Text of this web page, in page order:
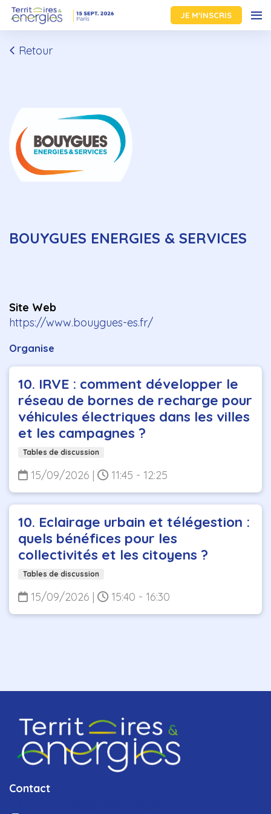
JE M'INSCRIS
Retour
BOUYGUES ENERGIES & SERVICES
Site Web
https://www.bouygues-es.fr/
Organise
10. IRVE : comment développer le
réseau de bornes de recharge pour
véhicules électriques dans les villes
et les campagnes ?
Tables de discussion
15/09/2026 | 11:45 - 12:25
10. Eclairage urbain et télégestion :
quels bénéfices pour les
collectivités et les citoyens ?
Tables de discussion
15/09/2026 | 15:40 - 16:30
Contact